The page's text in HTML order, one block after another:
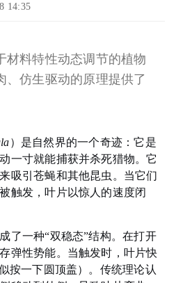
14:35
材料特性动态调节的植物
、仿生驱动的原理提供了
）是自然界的一个奇迹：它是
一寸就能捕获并杀死猎物。它
吸引苍蝇和其他昆虫。当它们
触发，叶片以惊人的速度闭
了一种“双稳态”结构。在打开
弹性势能。当触发时，叶片快
按一下圆顶盖）。传统理论认